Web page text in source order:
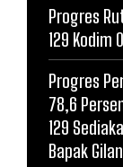
Progres
129 Kodim
Progres
78,6
129
Bapak